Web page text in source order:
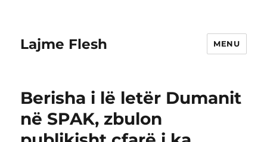
Lajme Flesh MENU
Berisha i lë letër Dumanit
në SPAK, zbulon